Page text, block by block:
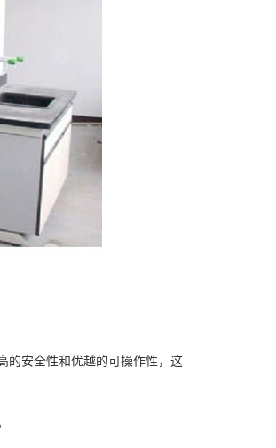
的安全性和优越的可操作性，这